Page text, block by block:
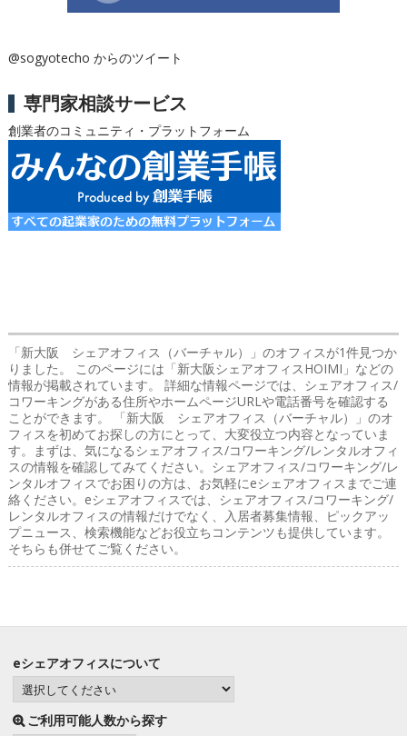
@sogyotecho からのツイート
専門家相談サービス
創業者のコミュニティ・プラットフォーム
「新大阪 シェアオフィス（バーチャル）」のオフィスが1件見つか
りました。 このページには「新大阪シェアオフィスHOIMI」などの
情報が掲載されています。 詳細な情報ページでは、シェアオフィス/
コワーキングがある住所やホームページURLや電話番号を確認する
ことができます。 「新大阪 シェアオフィス（バーチャル）」のオ
フィスを初めてお探しの方にとって、大変役立つ内容となっていま
す。まずは、気になるシェアオフィス/コワーキング/レンタルオフィ
スの情報を確認してみてください。シェアオフィス/コワーキング/レ
ンタルオフィスでお困りの方は、お気軽にeシェアオフィスまでご連
絡ください。eシェアオフィスでは、シェアオフィス/コワーキング/
レンタルオフィスの情報だけでなく、入居者募集情報、ピックアッ
プニュース、検索機能などお役立ちコンテンツも提供しています。
そちらも併せてご覧ください。
eシェアオフィスについて
ご利用可能人数から探す